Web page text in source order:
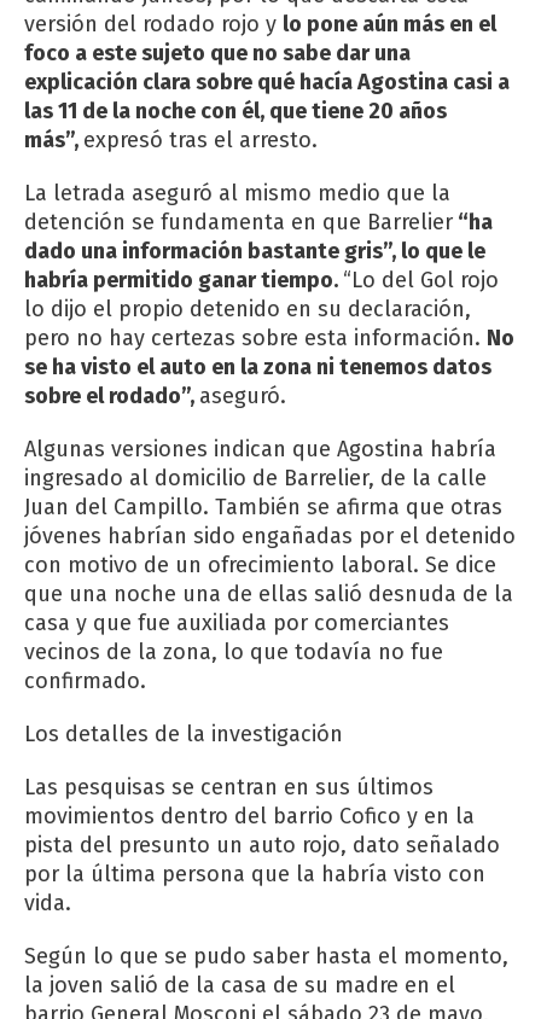
versión del rodado rojo y lo pone aún más en el
foco a este sujeto que no sabe dar una
explicación clara sobre qué hacía Agostina casi a
las 11 de la noche con él, que tiene 20 años
más”, expresó tras el arresto.
La letrada aseguró al mismo medio que la
detención se fundamenta en que Barrelier “ha
dado una información bastante gris”, lo que le
habría permitido ganar tiempo. “Lo del Gol rojo
lo dijo el propio detenido en su declaración,
pero no hay certezas sobre esta información. No
se ha visto el auto en la zona ni tenemos datos
sobre el rodado”, aseguró.
Algunas versiones indican que Agostina habría
ingresado al domicilio de Barrelier, de la calle
Juan del Campillo. También se afirma que otras
jóvenes habrían sido engañadas por el detenido
con motivo de un ofrecimiento laboral. Se dice
que una noche una de ellas salió desnuda de la
casa y que fue auxiliada por comerciantes
vecinos de la zona, lo que todavía no fue
confirmado.
Los detalles de la investigación
Las pesquisas se centran en sus últimos
movimientos dentro del barrio Cofico y en la
pista del presunto un auto rojo, dato señalado
por la última persona que la habría visto con
vida.
Según lo que se pudo saber hasta el momento,
la joven salió de la casa de su madre en el